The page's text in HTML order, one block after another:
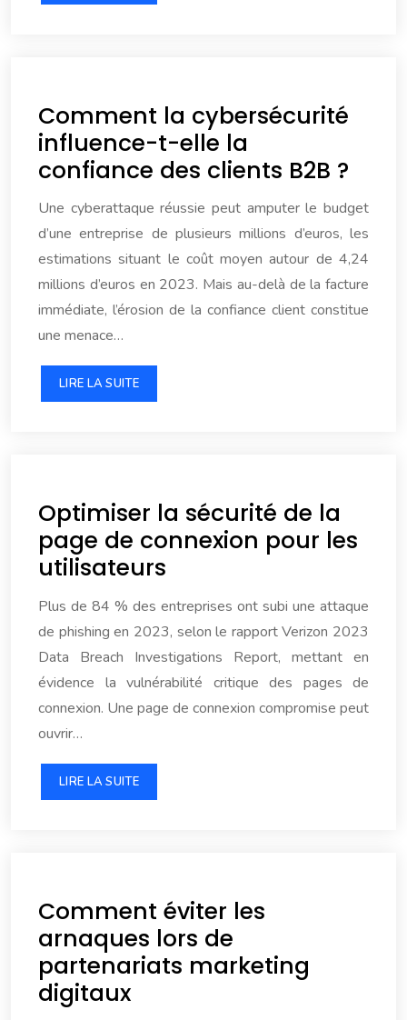
Comment la cybersécurité
influence-t-elle la
confiance des clients B2B ?
Une cyberattaque réussie peut amputer le budget
d’une entreprise de plusieurs millions d’euros, les
estimations situant le coût moyen autour de 4,24
millions d’euros en 2023. Mais au-delà de la facture
immédiate, l’érosion de la confiance client constitue
une menace…
LIRE LA SUITE
Optimiser la sécurité de la
page de connexion pour les
utilisateurs
Plus de 84 % des entreprises ont subi une attaque
de phishing en 2023, selon le rapport Verizon 2023
Data Breach Investigations Report, mettant en
évidence la vulnérabilité critique des pages de
connexion. Une page de connexion compromise peut
ouvrir…
LIRE LA SUITE
Comment éviter les
arnaques lors de
partenariats marketing
digitaux